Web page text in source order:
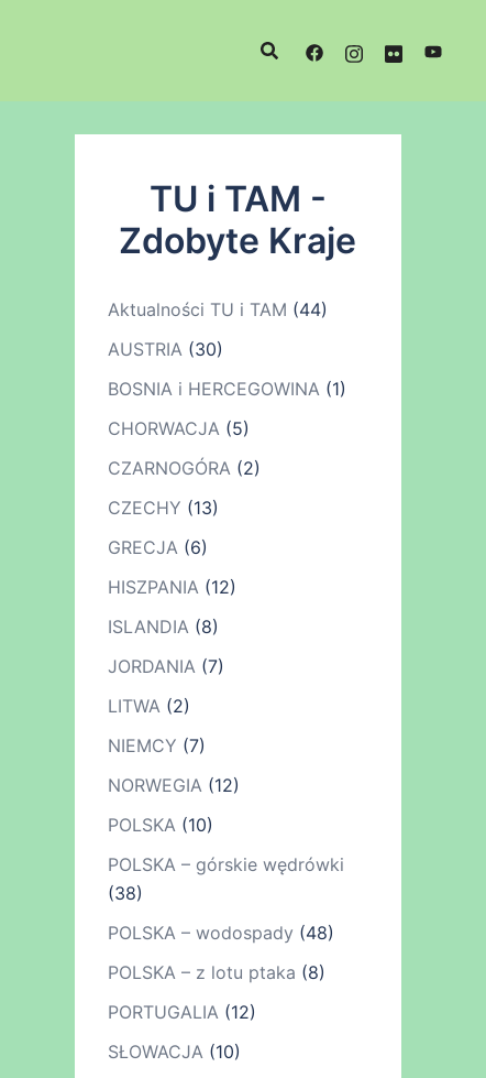
TU i TAM -
Zdobyte Kraje
Aktualności TU i TAM (44)
AUSTRIA(30)
BOSNIA i HERCEGOWINA(1)
CHORWACJA(5)
CZARNOGÓRA(2)
CZECHY (13)
GRECJA(6)
HISZPANIA(12)
ISLANDIA(8)
JORDANIA(7)
LITWA(2)
NIEMCY (7)
NORWEGIA(12)
POLSKA(10)
POLSKA – górskie wędrówki
(38)
POLSKA – wodospady (48)
POLSKA – z lotu ptaka (8)
PORTUGALIA(12)
SŁOWACJA(10)